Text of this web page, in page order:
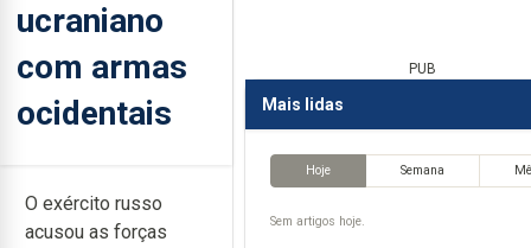
ucraniano
com armas
ocidentais
O exército russo
acusou as forças
PUB
Mais lidas
Hoje Semana
Sem artigos hoje.